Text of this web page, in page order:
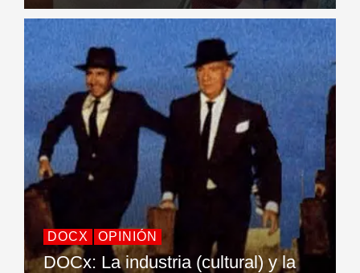
DOCX OPINIÓN
DOCx: La industria (cultural) y la